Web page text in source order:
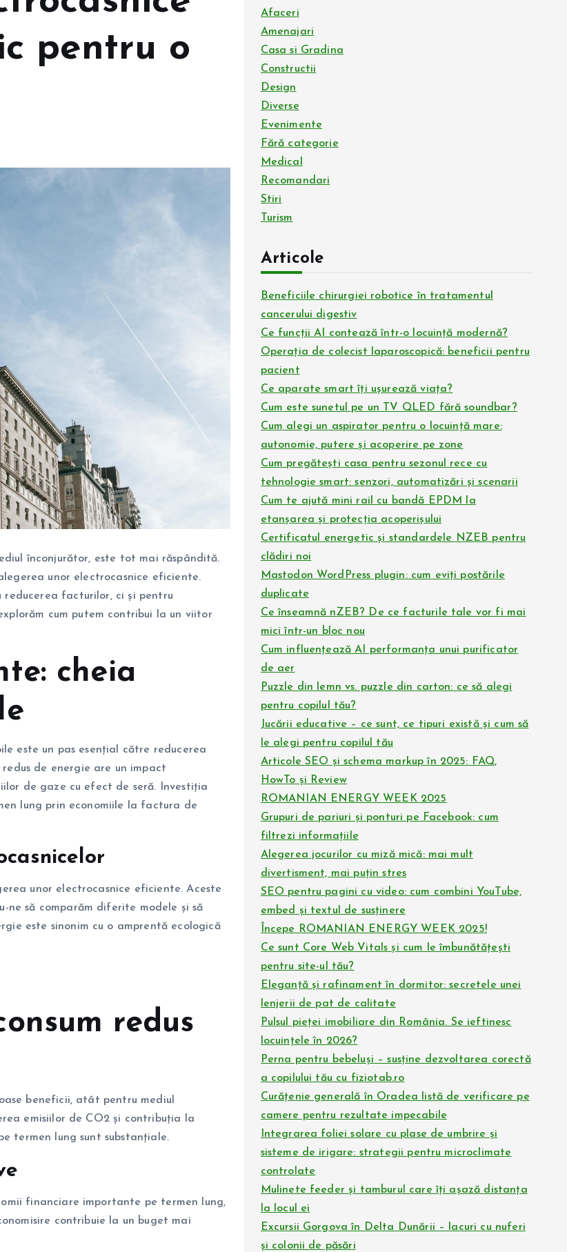
pentru o
înconjurător, este tot mai răspândită.
unor electrocasnice eficiente.
reducerea facturilor, ci și pentru
cum putem contribui la un viitor
cheia
este un pas esențial către reducerea
de energie are un impact
de gaze cu efect de seră. Investiția
lung prin economiile la factura de
unor electrocasnice eficiente. Aceste
ne să comparăm diferite modele și să
este sinonim cu o amprentă ecologică
redus
beneficii, atât pentru mediul
emisiilor de CO2 și contribuția la
termen lung sunt substanțiale.
financiare importante pe termen lung,
contribuie la un buget mai
Afaceri
Amenajari
Casa si Gradina
Constructii
Design
Diverse
Evenimente
Fără categorie
Medical
Recomandari
Stiri
Turism
Articole
Beneficiile chirurgiei robotice în tratamentul
cancerului digestiv
Ce funcții AI contează într-o locuință modernă?
Operația de colecist laparoscopică: beneficii pentru
pacient
Ce aparate smart îți ușurează viața?
Cum este sunetul pe un TV QLED fără soundbar?
Cum alegi un aspirator pentru o locuință mare:
autonomie, putere și acoperire pe zone
Cum pregătești casa pentru sezonul rece cu
tehnologie smart: senzori, automatizări și scenarii
Cum te ajută mini rail cu bandă EPDM la
etanșarea și protecția acoperișului
Certificatul energetic și standardele NZEB pentru
clădiri noi
Mastodon WordPress plugin: cum eviți postările
duplicate
Ce înseamnă nZEB? De ce facturile tale vor fi mai
mici într-un bloc nou
Cum influențează AI performanța unui purificator
de aer
Puzzle din lemn vs. puzzle din carton: ce să alegi
pentru copilul tău?
Jucării educative – ce sunt, ce tipuri există și cum să
le alegi pentru copilul tău
Articole SEO și schema markup în 2025: FAQ,
HowTo și Review
ROMANIAN ENERGY WEEK 2025
Grupuri de pariuri și ponturi pe Facebook: cum
filtrezi informațiile
Alegerea jocurilor cu miză mică: mai mult
divertisment, mai puțin stres
SEO pentru pagini cu video: cum combini YouTube,
embed și textul de susținere
Începe ROMANIAN ENERGY WEEK 2025!
Ce sunt Core Web Vitals și cum le îmbunătățești
pentru site-ul tău?
Eleganță și rafinament în dormitor: secretele unei
lenjerii de pat de calitate
Pulsul pieței imobiliare din România. Se ieftinesc
locuințele în 2026?
Perna pentru bebeluși – susține dezvoltarea corectă
a copilului tău cu fiziotab.ro
Curățenie generală în Oradea listă de verificare pe
camere pentru rezultate impecabile
Integrarea foliei solare cu plase de umbrire și
sisteme de irigare: strategii pentru microclimate
controlate
Mulinete feeder și tamburul care îți așază distanța
la locul ei
Excursii Gorgova în Delta Dunării – lacuri cu nuferi
și colonii de păsări